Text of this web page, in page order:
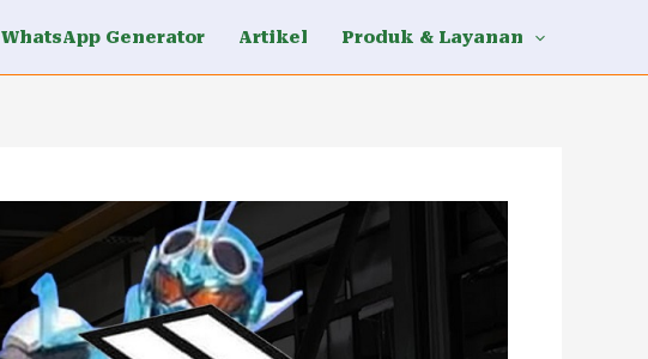
WhatsApp Generator Artikel Produk & Layanan